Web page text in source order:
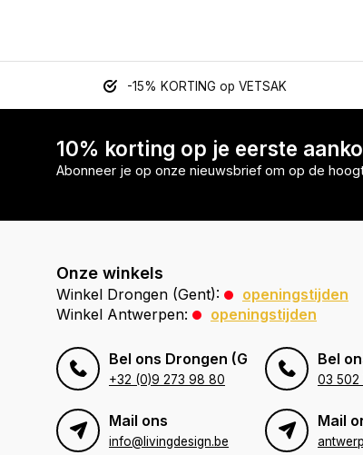
-15% KORTING op VETSAK
10% korting op je eerste
Abonneer je op onze nieuwsbrief om op de
Onze winkels
Winkel Drongen (Gent):
openingstijden
Winkel Antwerpen:
openingstijden
Bel ons Drongen (Gent)
+32 (0)9 273 98 80
Bel
03 502
Mail ons
info@livingdesign.be
Mail